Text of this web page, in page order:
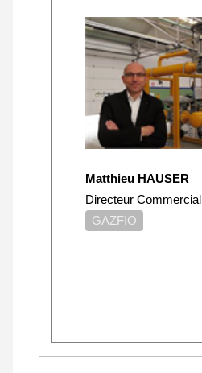
Matthieu HAUSER
Directeur Commercial
GAZFIO